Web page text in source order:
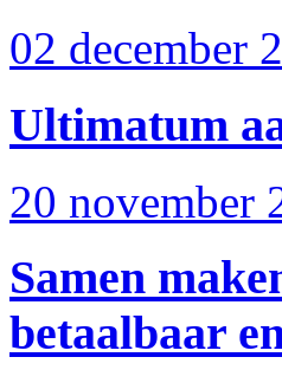
02 december
Ultimatum
20 november
Samen
betaalbaar